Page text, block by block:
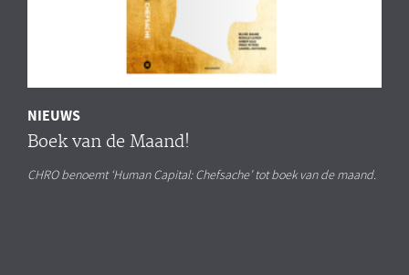
NIEUWS
Boek van de Maand!
CHRO benoemt ‘Human Capital: Chefsache’ tot boek van de maand.